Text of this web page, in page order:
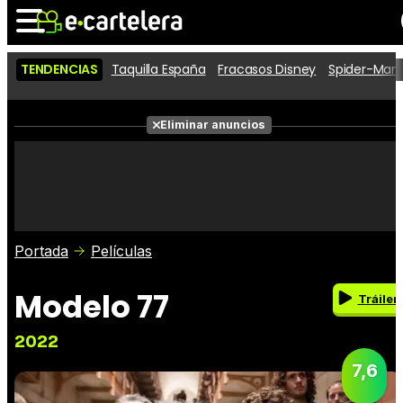
Noticias Cartelera
Películas
Críticas
TENDENCIAS Taquilla España Fracasos Disney Spider-
Eliminar anuncios
Portada Películas
Modelo 77
2022
Tráiler
7,6